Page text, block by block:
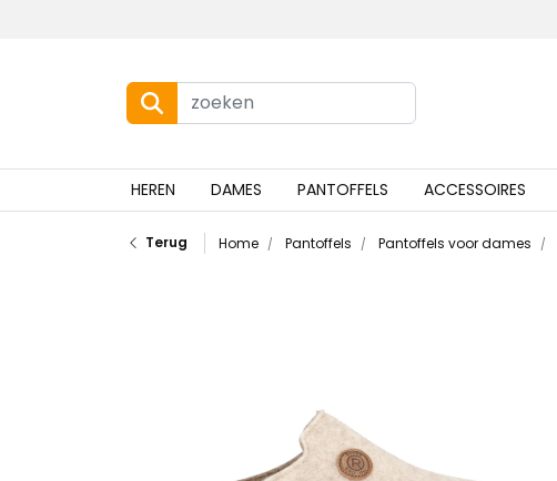
HEREN DAMES PANTOFFELS ACCESSOIRES
Terug Home Pantoffels Pantoffels voor dames